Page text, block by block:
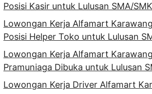
Posisi Kasir untuk Lulusan SMA/SMK
Lowongan Kerja Alfamart
Posisi Helper Toko untuk Lulusan
Lowongan Kerja Alfamart
Pramuniaga Dibuka untuk Lulusan
Lowongan Kerja Driver Alfamart